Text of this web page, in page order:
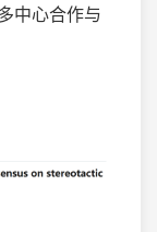
中心合作与